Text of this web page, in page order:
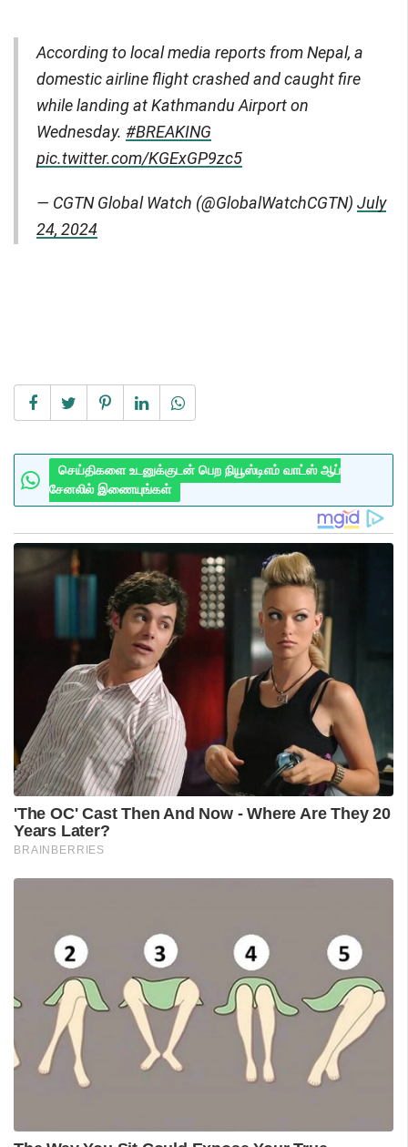
According to local media reports from Nepal, a
domestic airline flight crashed and caught fire
while landing at Kathmandu Airport on
Wednesday. #BREAKING
pic.twitter.com/KGExGP9zc5
— CGTN Global Watch (@GlobalWatchCGTN) July
24, 2024
செய்திகளை உடனுக்குடன் பெற நியூஸ்டிஎம் வாட்ஸ் ஆப்
சேனலில் இணையுங்கள்